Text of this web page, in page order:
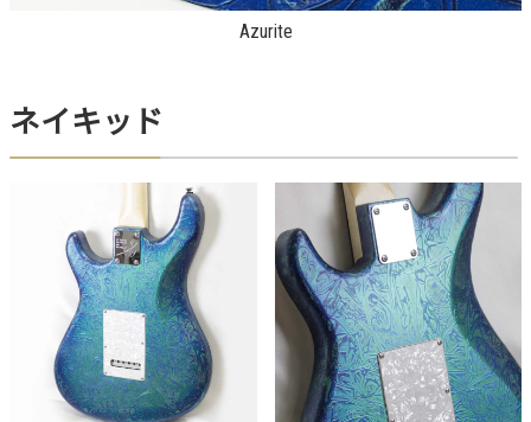
Azurite
ネイキッド